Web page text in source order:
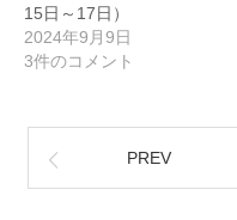
15日～17日）
2024年9月9日
3件のコメント
PREV